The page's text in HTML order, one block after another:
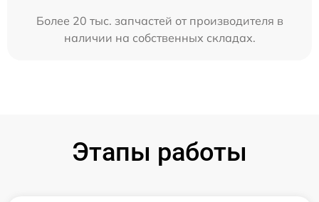
Более 20 тыс. запчастей от производителя в
наличии на собственных складах.
Этапы работы